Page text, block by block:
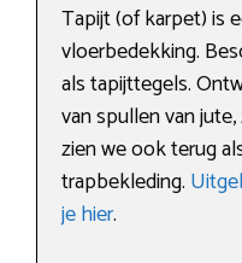
Tapijt (of karpet) is
vloerbedekking.
als tapijttegels.
van spullen van
zien we ook terug
trapbekleding.
je hier.